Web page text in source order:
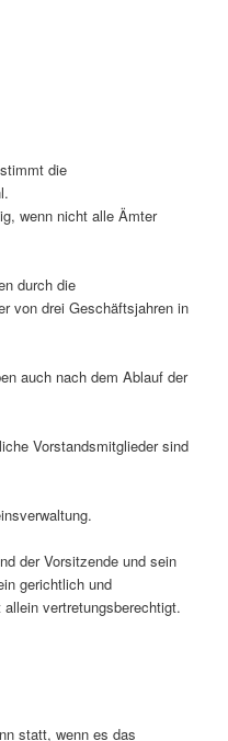
die
wenn nicht alle Ämter
durch die
von drei Geschäftsjahren in
auch nach dem Ablauf der
Vorstandsmitglieder sind
der Vorsitzende und sein
gerichtlich und
vertretungsberechtigt.
statt, wenn es das